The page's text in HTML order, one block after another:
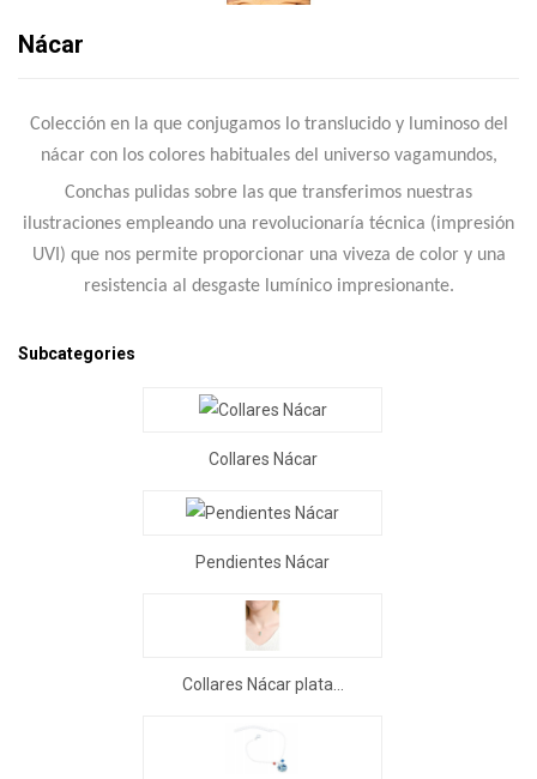
Nácar
Colección en la que conjugamos lo translucido y luminoso del
nácar con los colores habituales del universo vagamundos,
Conchas pulidas sobre las que transferimos nuestras
ilustraciones empleando una revolucionaría técnica (impresión
UVI) que nos permite proporcionar una viveza de color y una
resistencia al desgaste lumínico impresionante.
Subcategories
Collares Nácar
Pendientes Nácar
Collares Nácar plata...